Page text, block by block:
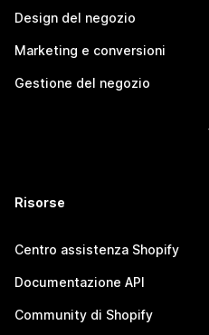
Design del negozio
Marketing e conversioni
Gestione del negozio
Risorse
Centro assistenza Shopify
Documentazione API
Community di Shopify